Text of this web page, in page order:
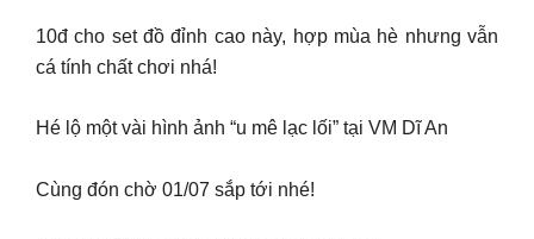
10đ cho set đồ đỉnh cao này, hợp mùa hè nhưng vẫn
cá tính chất chơi nhá!
Hé lộ một vài hình ảnh “u mê lạc lối” tại VM Dĩ An
Cùng đón chờ 01/07 sắp tới nhé!